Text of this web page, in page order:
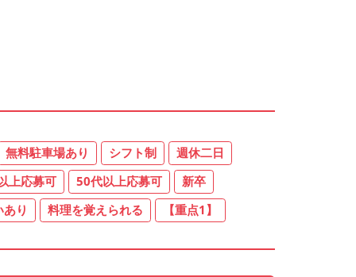
無料駐車場あり シフト制
週休二日
上応募可
50代以上応募可
新卒
り
料理を覚えられる 【重点1】